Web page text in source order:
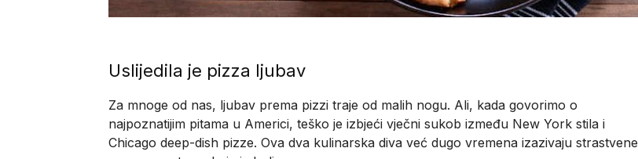
Uslijedila je pizza ljubav
Za mnoge od nas, ljubav prema pizzi traje od malih nogu. Ali, kada govorimo o
najpoznatijim pitama u Americi, teško je izbjeći vječni sukob između New York stila i
Chicago deep-dish pizze. Ova dva kulinarska diva već dugo vremena izazivaju strastvene